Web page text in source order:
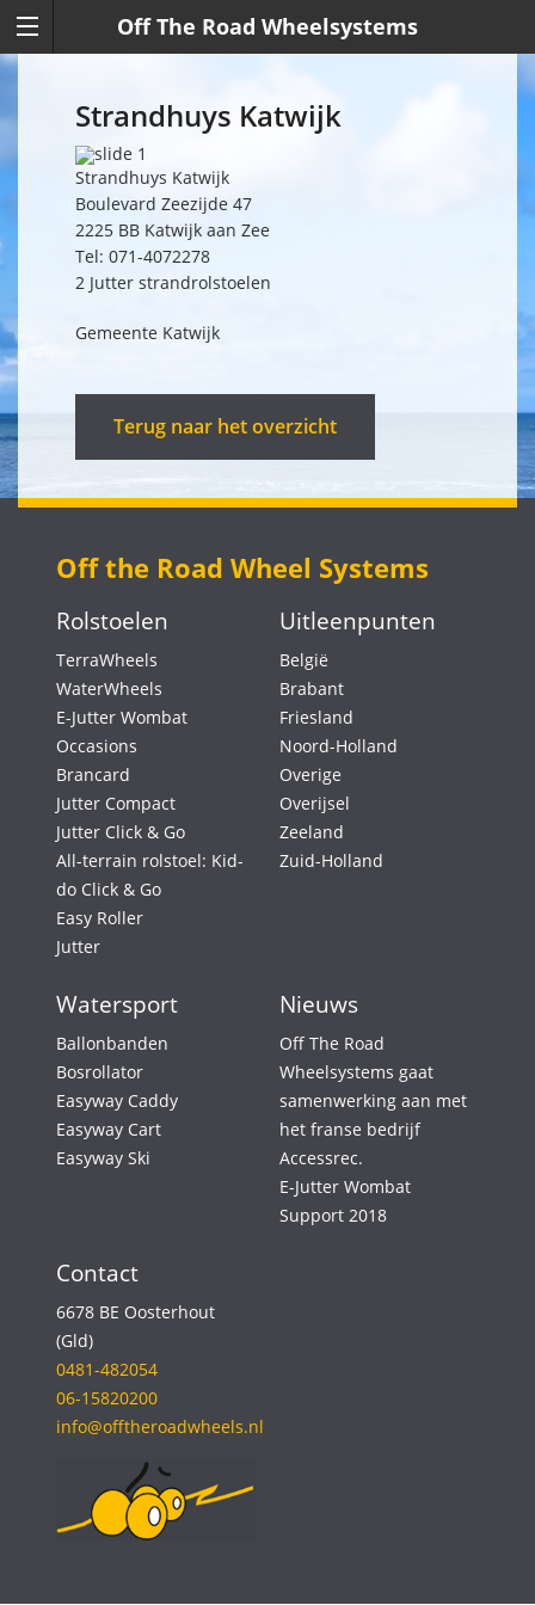
Off The Road Wheelsystems
Strandhuys Katwijk
Strandhuys Katwijk
Boulevard Zeezijde 47
2225 BB Katwijk aan Zee
Tel: 071-4072278
2 Jutter strandrolstoelen
Gemeente Katwijk
Terug naar het overzicht
Off the Road Wheel Systems
Rolstoelen
TerraWheels
WaterWheels
E-Jutter Wombat
Occasions
Brancard
Jutter Compact
Jutter Click & Go
All-terrain rolstoel: Kid-
do Click & Go
Easy Roller
Jutter
Uitleenpunten
België
Brabant
Friesland
Noord-Holland
Overige
Overijsel
Zeeland
Zuid-Holland
Watersport
Ballonbanden
Bosrollator
Easyway Caddy
Easyway Cart
Easyway Ski
Nieuws
Off The Road
Wheelsystems gaat
samenwerking aan met
het franse bedrijf
Accessrec.
E-Jutter Wombat
Support 2018
Contact
6678 BE Oosterhout
(Gld)
0481-482054
06-15820200
info@offtheroadwheels.nl